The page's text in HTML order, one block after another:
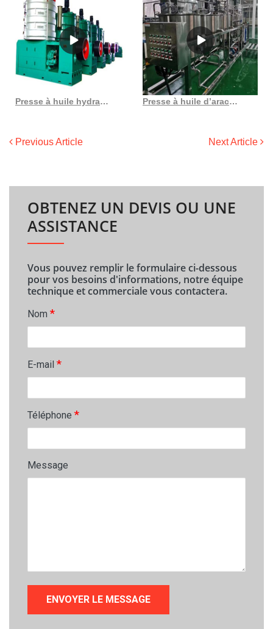
Presse à huile hydraulique presse à huile de sésame au Burkina Faso Presse à huile d’arachide 200a 3 au Costa Rica
Previous Article Next Article
OBTENEZ UN DEVIS OU UNE
ASSISTANCE
Vous pouvez remplir le formulaire ci-dessous
pour vos besoins d'informations, notre équipe
technique et commerciale vous contactera.
Nom *
E-mail *
Téléphone *
Message